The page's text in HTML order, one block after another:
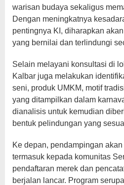
warisan budaya sekaligus
Dengan meningkatnya
pentingnya KI, diharapkan
yang bernilai dan terlindungi
Selain melayani konsultasi di
Kalbar juga melakukan
seni, produk UMKM, motif
yang ditampilkan dalam
dianalisis untuk kemudian
bentuk pelindungan yang
Ke depan, pendampingan
termasuk kepada komunitas
pendaftaran merek dan
berjalan lancar. Program